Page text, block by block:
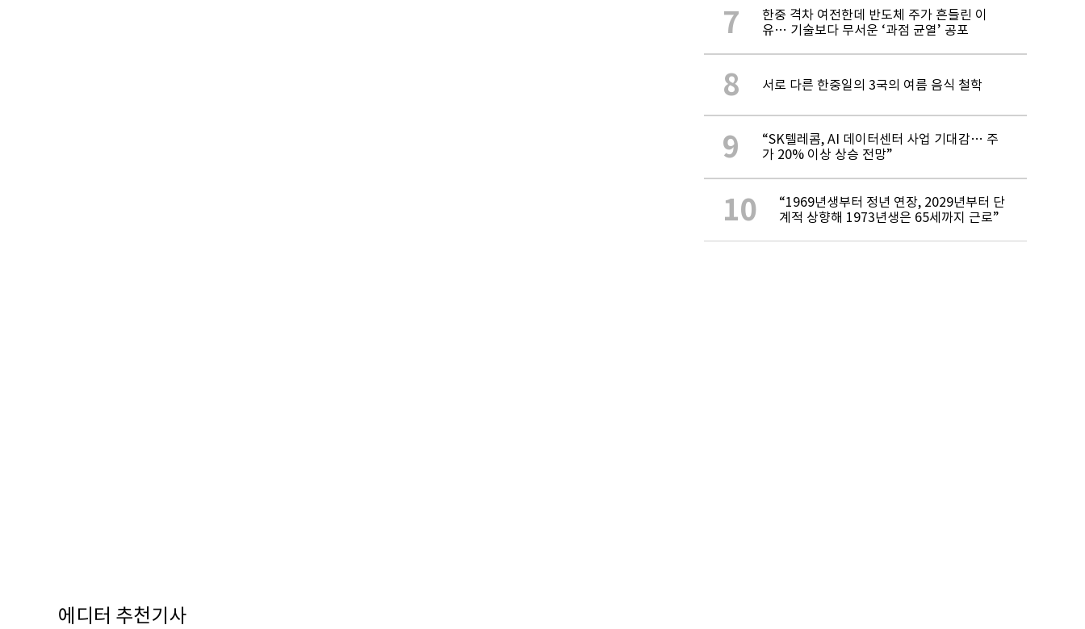
7
한중 격차 여전한데 반도체 주가 흔들린 이
유… 기술보다 무서운 ‘과점 균열’ 공포
8 서로 다른 한중일의 3국의 여름 음식 철학
9
“SK텔레콤, AI 데이터센터 사업 기대감… 주
가 20% 이상 상승 전망”
10
“1969년생부터 정년 연장, 2029년부터 단
계적 상향해 1973년생은 65세까지 근로”
에디터 추천기사